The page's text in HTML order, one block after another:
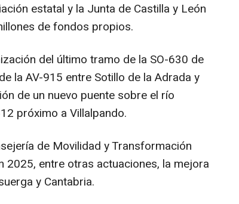
estatal y la Junta de Castilla y León
de fondos propios.
del último tramo de la SO-630 de
la AV-915 entre Sotillo de la Adrada y
de un nuevo puente sobre el río
próximo a Villalpando.
de Movilidad y Transformación
2025, entre otras actuaciones, la mejora
y Cantabria.